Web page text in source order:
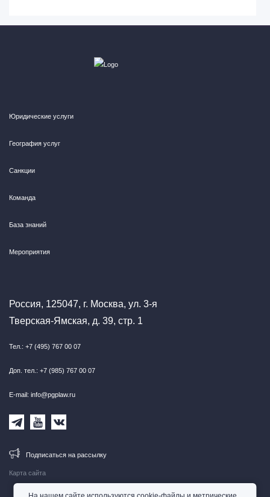
Карта сайта
Юридические услуги
География услуг
Санкции
Команда
База знаний
Мероприятия
Россия, 125047, г. Москва, ул. 3-я
Тверская-Ямская, д. 39, стр. 1
Тел.: +7 (495) 767 00 07
Доп. тел.: +7 (985) 767 00 07
E-mail: info@pgplaw.ru
Подписаться на рассылку